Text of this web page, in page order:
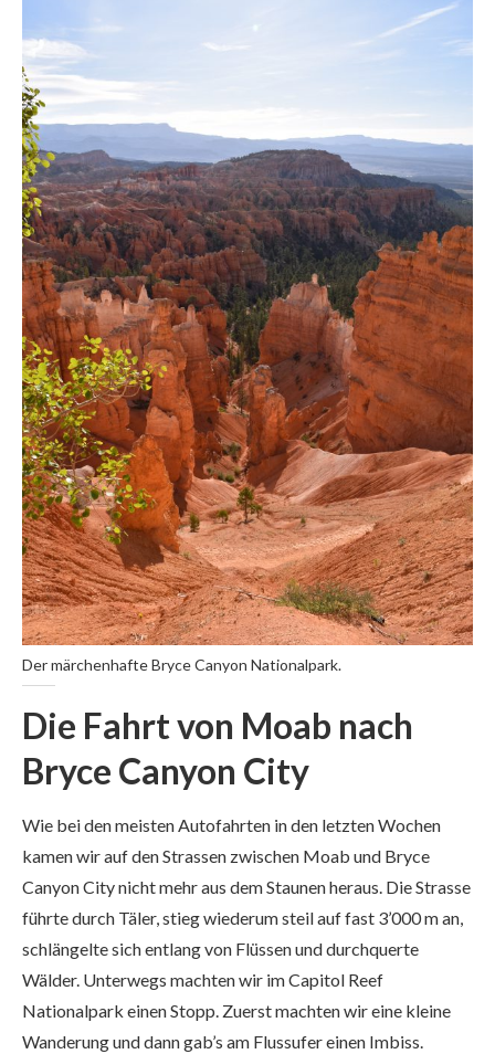
Der märchenhafte Bryce Canyon Nationalpark.
Die Fahrt von Moab nach
Bryce Canyon City
Wie bei den meisten Autofahrten in den letzten Wochen
kamen wir auf den Strassen zwischen Moab und Bryce
Canyon City nicht mehr aus dem Staunen heraus. Die Strasse
führte durch Täler, stieg wiederum steil auf fast 3’000 m an,
schlängelte sich entlang von Flüssen und durchquerte
Wälder. Unterwegs machten wir im Capitol Reef
Nationalpark einen Stopp. Zuerst machten wir eine kleine
Wanderung und dann gab’s am Flussufer einen Imbiss.